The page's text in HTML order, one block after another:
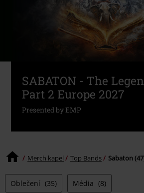
SABATON - The
Part 2 Europe 2027
Presented by EMP
Merch kapel Top Bands Sabaton
Oblečení (35) Média (8)